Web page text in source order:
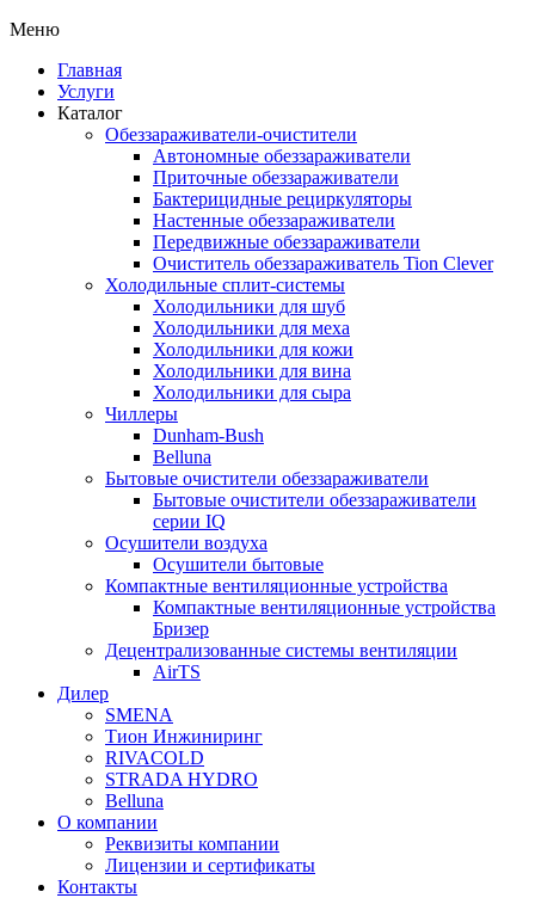
Меню
Главная
Услуги
Каталог
Обеззараживатели-очистители
Автономные обеззараживатели
Приточные обеззараживатели
Бактерицидные рециркуляторы
Настенные обеззараживатели
Передвижные обеззараживатели
Очиститель обеззараживатель Tion Clever
Холодильные сплит-системы
Холодильники для шуб
Холодильники для меха
Холодильники для кожи
Холодильники для вина
Холодильники для сыра
Чиллеры
Dunham-Bush
Belluna
Бытовые очистители обеззараживатели
Бытовые очистители обеззараживатели
серии IQ
Осушители воздуха
Осушители бытовые
Компактные вентиляционные устройства
Компактные вентиляционные устройства
Бризер
Децентрализованные системы вентиляции
AirTS
Дилер
SMENA
Тион Инжиниринг
RIVACOLD
STRADA HYDRO
Belluna
О компании
Реквизиты компании
Лицензии и сертификаты
Контакты